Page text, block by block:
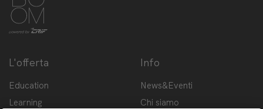
L'offerta
Education
Learning
Info
News&Eventi
Chi siamo